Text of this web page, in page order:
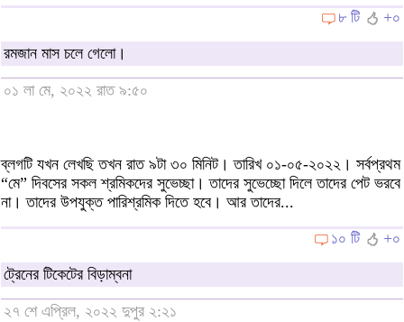
৮ টি
+০
রমজান মাস চলে গেলো।
০১ লা মে, ২০২২ রাত ৯:৫০
ব্লগটি যখন লেখছি তখন রাত ৯টা ৩০ মিনিট। তারিখ ০১-০৫-২০২২। সর্বপ্রথম
“মে” দিবসের সকল শ্রমিকদের সুভেচ্ছা। তাদের সুভেচ্ছো দিলে তাদের পেট ভরবে
না। তাদের উপযুক্ত পারিশ্রমিক দিতে হবে। আর তাদের...
১০ টি
+০
ট্রেনের টিকেটের বিড়াম্বনা
২৭ শে এপ্রিল, ২০২২ দুপুর ২:২১